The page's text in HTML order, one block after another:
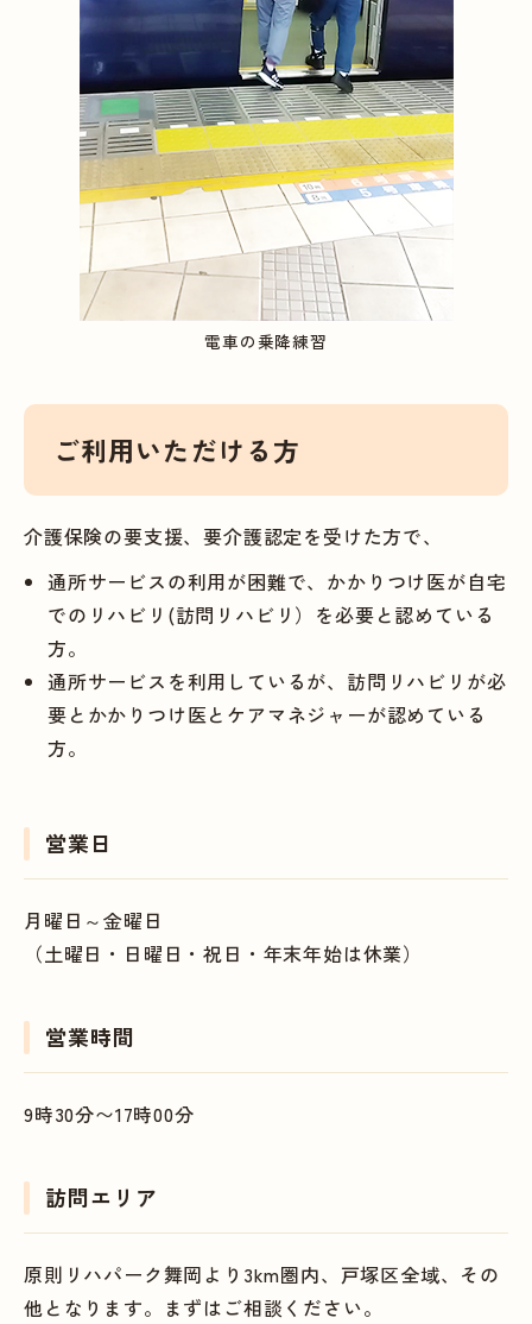
電車の乗降練習
ご利用いただける方
介護保険の要支援、要介護認定を受けた方で、
通所サービスの利用が困難で、かかりつけ医が自宅
でのリハビリ(訪問リハビリ）を必要と認めている
方。
通所サービスを利用しているが、訪問リハビリが必
要とかかりつけ医とケアマネジャーが認めている
方。
営業日
月曜日～金曜日
（土曜日・日曜日・祝日・年末年始は休業）
営業時間
9時30分〜17時00分
訪問エリア
原則リハパーク舞岡より3km圏内、戸塚区全域、その
他となります。まずはご相談ください。